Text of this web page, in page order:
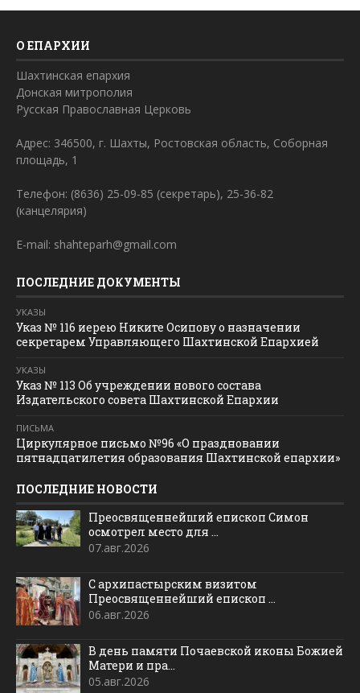
О ЕПАРХИИ
Шахтинская епархия
Донская митрополия
Русская Православная Церковь
Адрес: 346500, г. Шахты, Ростовская область, Соборная
площадь, 1
Телефон: (8636) 25-09-85 (секретарь), 25-36-82
(канцелярия)
E-mail: shahteparh@gmail.com
ПОСЛЕДНИЕ ДОКУМЕНТЫ
УКАЗЫ
Указ № 116 иерею Никите Осипову о назначении
секретарем Управляющего Шахтинской Епархией
УКАЗЫ
Указ № 113 Об учреждении нового состава
Издательского совета Шахтинской Епархии
ПИСЬМА
Циркулярное письмо №96 «О праздновании
пятнадцатилетия образования Шахтинской епархии»
ПОСЛЕДНИЕ НОВОСТИ
Преосвященнейший епископ Симон
осмотрел место для ...
07.авг.2026
С архипастырским визитом
Преосвященнейший епископ ...
06.авг.2026
В день памяти Почаевской иконы Божией
Матери и пра...
05.авг.2026